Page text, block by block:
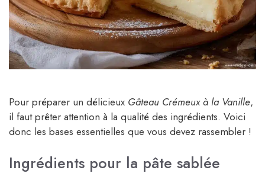
Pour préparer un délicieux Gâteau Crémeux à la Vanille,
il faut prêter attention à la qualité des ingrédients. Voici
donc les bases essentielles que vous devez rassembler !
Ingrédients pour la pâte sablée